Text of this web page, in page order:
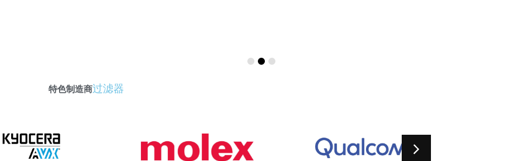
特色制造商过滤器